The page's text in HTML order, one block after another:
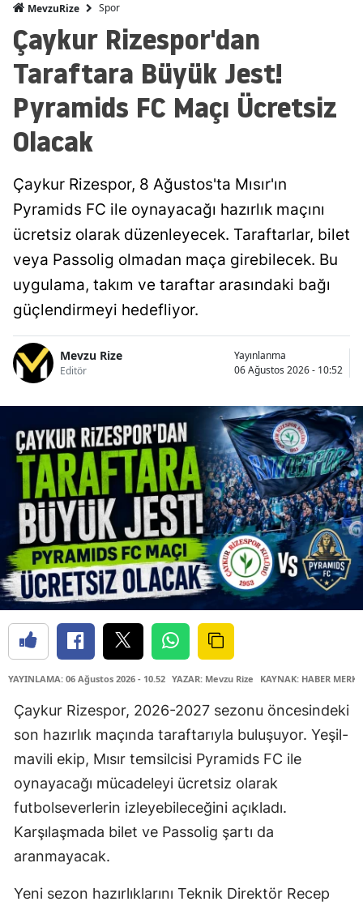
MevzuRize Spor
Çaykur Rizespor'dan
Taraftara Büyük Jest!
Pyramids FC Maçı Ücretsiz
Olacak
Çaykur Rizespor, 8 Ağustos'ta Mısır'ın
Pyramids FC ile oynayacağı hazırlık maçını
ücretsiz olarak düzenleyecek. Taraftarlar, bilet
veya Passolig olmadan maça girebilecek. Bu
uygulama, takım ve taraftar arasındaki bağı
güçlendirmeyi hedefliyor.
Mevzu Rize
Editör
Yayınlanma
06 Ağustos 2026 - 10:52
YAYINLAMA: 06 Ağustos 2026 - 10.52 YAZAR: Mevzu Rize KAYNAK: HABER
Çaykur Rizespor, 2026-2027 sezonu öncesindeki
son hazırlık maçında taraftarıyla buluşuyor. Yeşil-
mavili ekip, Mısır temsilcisi Pyramids FC ile
oynayacağı mücadeleyi ücretsiz olarak
futbolseverlerin izleyebileceğini açıkladı.
Karşılaşmada bilet ve Passolig şartı da
aranmayacak.
Yeni sezon hazırlıklarını Teknik Direktör Recep